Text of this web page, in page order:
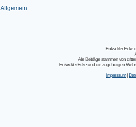
Allgemein
Entwickler-
Alle Beiträge stammen von
Entwickler-Ecke und die zugehörigen
Impressum|